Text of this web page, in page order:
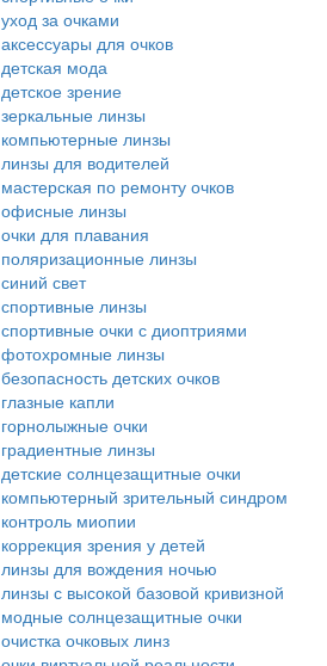
уход за очками
аксессуары для очков
детская мода
детское зрение
зеркальные линзы
компьютерные линзы
линзы для водителей
мастерская по ремонту очков
офисные линзы
очки для плавания
поляризационные линзы
синий свет
спортивные линзы
спортивные очки с диоптриями
фотохромные линзы
безопасность детских очков
глазные капли
горнолыжные очки
градиентные линзы
детские солнцезащитные очки
компьютерный зрительный синдром
контроль миопии
коррекция зрения у детей
линзы для вождения ночью
линзы с высокой базовой кривизной
модные солнцезащитные очки
очистка очковых линз